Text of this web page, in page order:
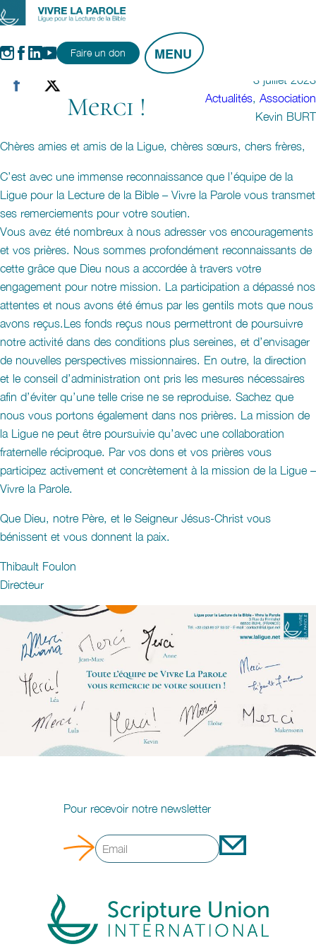
Aller
au
contenu
Instagram
Facebook
LinkedIn
YouTube
Faire un don
Merci !
3 juillet 2023
Actualités, Association
Kevin BURT
Chères amies et amis de la Ligue, chères sœurs, chers frères,
C’est avec une immense reconnaissance que l’équipe de la
Ligue pour la Lecture de la Bible – Vivre la Parole vous transmet
ses remerciements pour votre soutien.
Vous avez été nombreux à nous adresser vos encouragements
et vos prières. Nous sommes profondément reconnaissants de
cette grâce que Dieu nous a accordée à travers votre
engagement pour notre mission. La participation a dépassé nos
attentes et nous avons été émus par les gentils mots que nous
avons reçus.Les fonds reçus nous permettront de poursuivre
notre activité dans des conditions plus sereines, et d’envisager
de nouvelles perspectives missionnaires. En outre, la direction
et le conseil d’administration ont pris les mesures nécessaires
afin d’éviter qu’une telle crise ne se reproduise. Sachez que
nous vous portons également dans nos prières. La mission de
la Ligue ne peut être poursuivie qu’avec une collaboration
fraternelle réciproque. Par vos dons et vos prières vous
participez activement et concrètement à la mission de la Ligue –
Vivre la Parole.
Que Dieu, notre Père, et le Seigneur Jésus-Christ vous
bénissent et vous donnent la paix.
Thibault Foulon
Directeur
Pour recevoir notre newsletter